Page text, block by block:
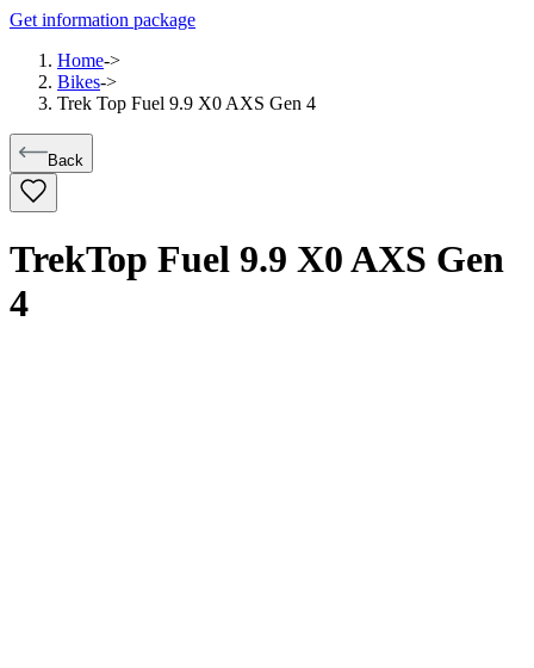
Get information package
Home->
Bikes->
Trek Top Fuel 9.9 X0 AXS Gen 4
Back
TrekTop Fuel 9.9 X0 AXS Gen
4